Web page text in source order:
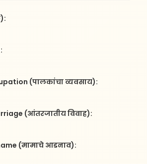
(पालकांचा व्यवसाय):
(आंतरजातीय विवाह):
(मामाचे आडनाव):